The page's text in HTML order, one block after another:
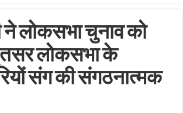
ने लोकसभा चुनाव को
लोकसभा के
संग की संगठनात्मक